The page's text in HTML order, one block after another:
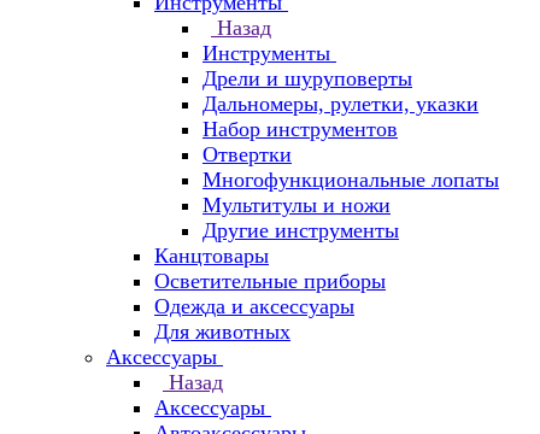
Назад
Инструменты
Дрели и шуруповерты
Дальномеры, рулетки, указки
Набор инструментов
Отвертки
Многофункциональные лопаты
Мультитулы и ножи
Другие инструменты
Канцтовары
Осветительные приборы
Одежда и аксессуары
Для животных
Аксессуары
Назад
Аксессуары